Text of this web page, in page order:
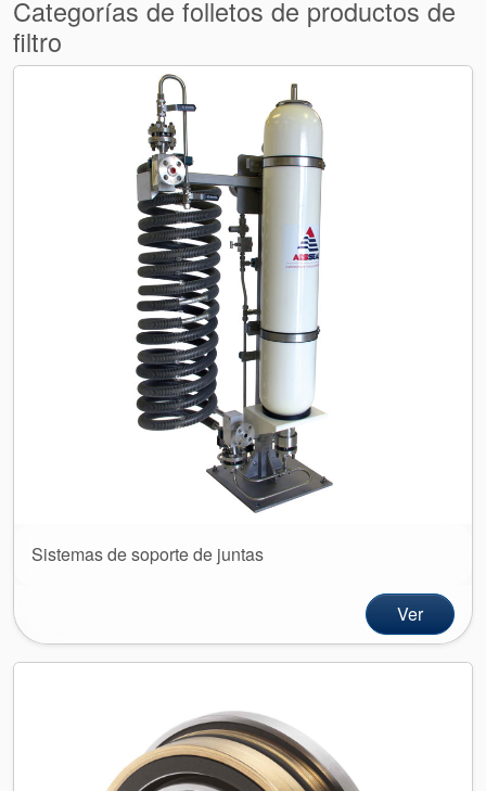
Academia
Planos de tuberías API
Guías de la industria
Folletos de productos
Categorías de folletos de productos de
filtro
Sistemas de soporte de juntas
Ver